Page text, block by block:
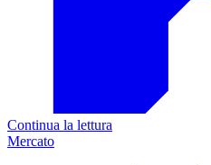
Continua la lettura
Mercato